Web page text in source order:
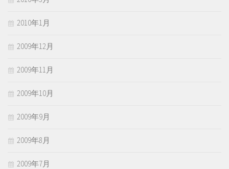
2010年1月
2009年12月
2009年11月
2009年10月
2009年9月
2009年8月
2009年7月